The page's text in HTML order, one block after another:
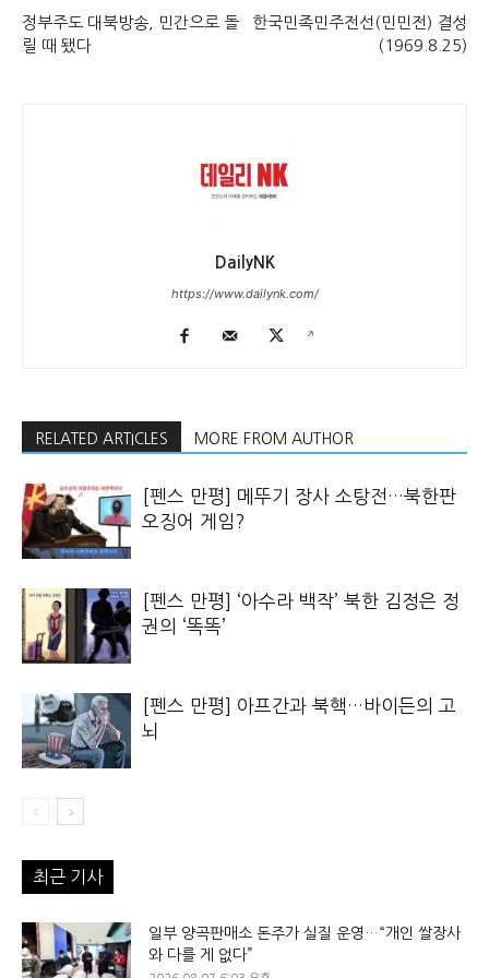
정부주도 대북방송, 민간으로 돌
릴 때 됐다
한국민족민주전선(민민전) 결성
(1969.8.25)
DailyNK
https://www.dailynk.com/
RELATED ARTICLES MORE FROM AUTHOR
[펜스 만평] 메뚜기 장사 소탕전…북한판
오징어 게임?
[펜스 만평] ‘아수라 백작’ 북한 김정은 정
권의 ‘똑똑’
[펜스 만평] 아프간과 북핵…바이든의 고
뇌
최근 기사
일부 양곡판매소 돈주가 실질 운영…“개인 쌀장사
와 다를 게 없다”